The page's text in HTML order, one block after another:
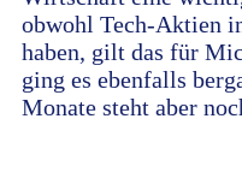
obwohl Tech-Aktien
haben, gilt das für
ging es ebenfalls
Monate steht aber